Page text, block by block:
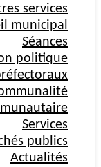
services
municipal
Séances
politique
Services
publics
Actualités